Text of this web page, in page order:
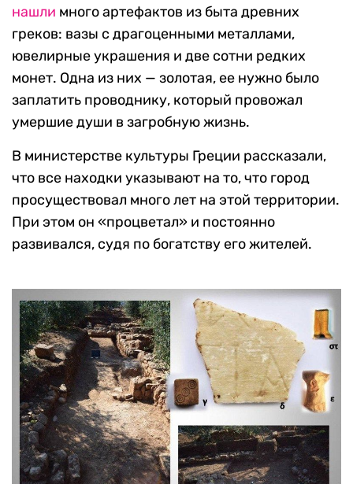
нашли много артефактов из быта древних
греков: вазы с драгоценными металлами,
ювелирные украшения и две сотни редких
монет. Одна из них — золотая, ее нужно было
заплатить проводнику, который провожал
умершие души в загробную жизнь.
В министерстве культуры Греции рассказали,
что все находки указывают на то, что город
просуществовал много лет на этой территории.
При этом он «процветал» и постоянно
развивался, судя по богатству его жителей.